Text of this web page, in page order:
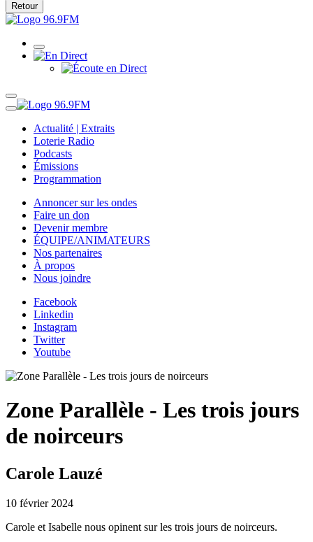
Retour
Actualité | Extraits
Loterie Radio
Podcasts
Émissions
Programmation
Annoncer sur les ondes
Faire un don
Devenir membre
ÉQUIPE/ANIMATEURS
Nos partenaires
À propos
Nous joindre
Facebook
Linkedin
Instagram
Twitter
Youtube
Zone Parallèle - Les trois jours
de noirceurs
Carole Lauzé
10 février 2024
Carole et Isabelle nous opinent sur les trois jours de noirceurs.